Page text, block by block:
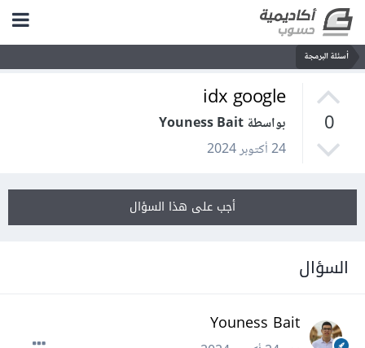
أسئلة البرمجة
0
idx google
بواسطة Youness Bait
24 أكتوبر 2024
أجب على هذا السؤال
السؤال
Youness Bait